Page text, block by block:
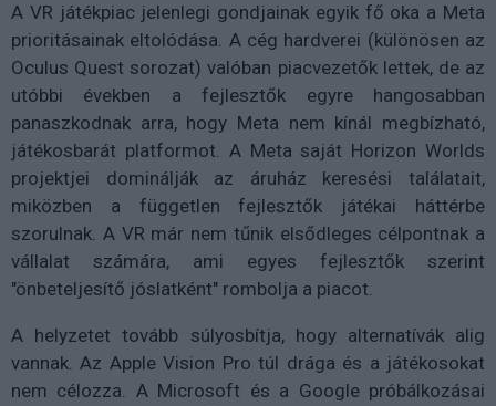
A VR játékpiac jelenlegi gondjainak egyik fő oka a Meta
prioritásainak eltolódása. A cég hardverei (különösen az
Oculus Quest sorozat) valóban piacvezetők lettek, de az
utóbbi években a fejlesztők egyre hangosabban
panaszkodnak arra, hogy Meta nem kínál megbízható,
játékosbarát platformot. A Meta saját Horizon Worlds
projektjei dominálják az áruház keresési találatait,
miközben a független fejlesztők játékai háttérbe
szorulnak. A VR már nem tűnik elsődleges célpontnak a
vállalat számára, ami egyes fejlesztők szerint
"önbeteljesítő jóslatként" rombolja a piacot.
A helyzetet tovább súlyosbítja, hogy alternatívák alig
vannak. Az Apple Vision Pro túl drága és a játékosokat
nem célozza. A Microsoft és a Google próbálkozásai